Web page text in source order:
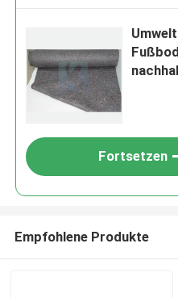
Fortsetzen
Empfohlene Produkte